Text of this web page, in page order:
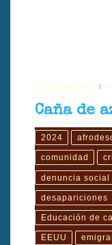
DOCUMENTAL
Caña de
2024
comunidad
denuncia social
desapariciones
Educación de
EEUU